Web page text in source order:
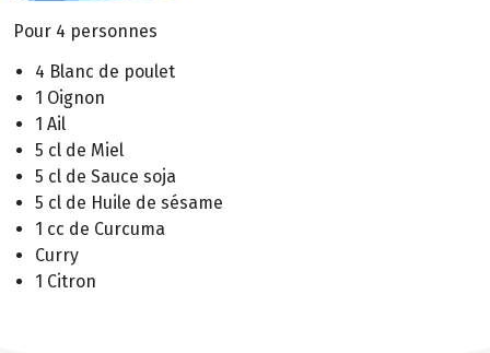
Pour 4 personnes
4 Blanc de poulet
1 Oignon
1 Ail
5 cl de Miel
5 cl de Sauce soja
5 cl de Huile de sésame
1 cc de Curcuma
Curry
1 Citron